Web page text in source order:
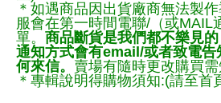
＊如遇商品因出貨廠商無法製
服會在第一時間電聯/（或MAIL
單。 商品斷貨是我們都不樂見
通知方式會有email/或者致電告
何來信。 賣場有隨時更改購買需
＊專輯說明得購物須知:(請至首